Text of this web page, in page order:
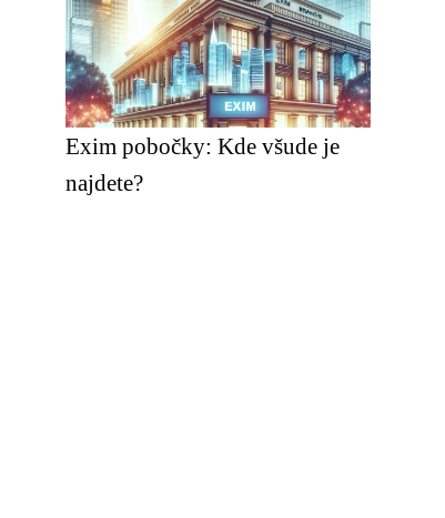
Exim pobočky: Kde všude je
najdete?